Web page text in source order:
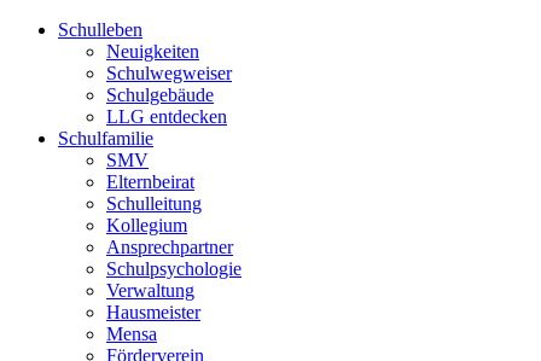
Schulleben
Neuigkeiten
Schulwegweiser
Schulgebäude
LLG entdecken
Schulfamilie
SMV
Elternbeirat
Schulleitung
Kollegium
Ansprechpartner
Schulpsychologie
Verwaltung
Hausmeister
Mensa
Förderverein